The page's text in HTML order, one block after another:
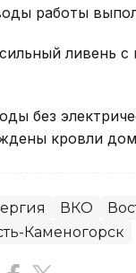
работы
ливень
без
кровли
ВКО
Каменогорск